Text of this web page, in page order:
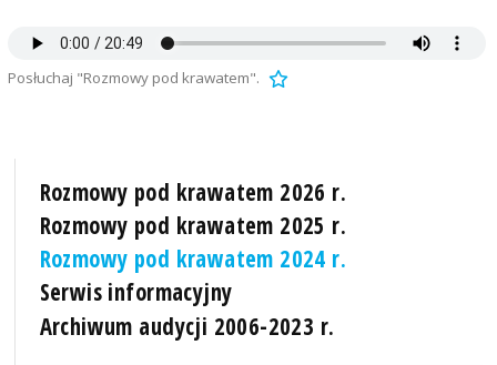
Posłuchaj "Rozmowy pod krawatem".
Rozmowy pod krawatem 2026 r.
Rozmowy pod krawatem 2025 r.
Rozmowy pod krawatem 2024 r.
Serwis informacyjny
Archiwum audycji 2006-2023 r.